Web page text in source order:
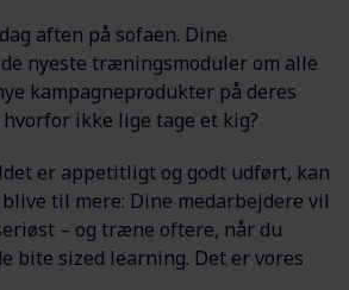
aften på sofaen. Dine
nyeste træningsmoduler om alle
kampagneprodukter på deres
hvorfor ikke lige tage et kig?
er appetitligt og godt udført, kan
til mere: Dine medarbejdere vil
– og træne oftere, når du
bite sized learning. Det er vores